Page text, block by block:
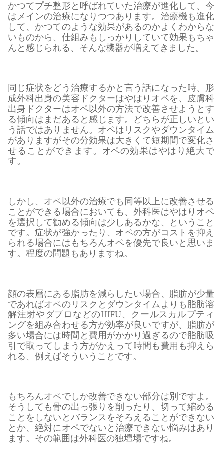
かつてプチ整形と呼ばれていた治療が進化して、今
はメインの治療になりつつあります。治療機も進化
して、かつてのような効果があるのかよくわからな
いものから、仕組みもしっかりしていて効果もちゃ
んと感じられる、そんな機器が増えてきました。
同じ症状をどう治療するかと言う話になった時、形
成外科出身の美容ドクターはやはりオペを、皮膚科
出身ドクターはオペ以外の方法で改善させようとす
る傾向はまだあると感じます。どちらが正しいとい
う話ではありません。オペはリスクやダウンタイム
がありますがその分効果は大きくて短期間で変化さ
せることができます。オペの効果はやはり絶大で
す。
しかし、オペ以外の治療でも同等以上に改善させる
ことができる場合においても、外科医はやはりオペ
を選択して勧める傾向は少しあるかな、ということ
です。症状が強かったり、オペの方がコストを抑え
られる場合にはもちろんオペを優先で良いと思いま
す。程度の問題もありますね。
顔の表層にある脂肪を減らしたい場合、脂肪が少量
であればオペのリスクとダウンタイムよりも脂肪溶
解注射やダブロなどのHIFU、クールスカルプティ
ングを組み合わせる方が効率が良いですが、脂肪が
多い場合には時間と費用がかかり過ぎるので脂肪吸
引で取ってしまう方がかえって時間も費用も抑えら
れる、例えばそういうことです。
もちろんオペでしか改善できない部分は別ですよ。
そうしても骨の出っ張りを削ったり、切って縮める
ことをしないとバランスをそろえることができない
とか、絶対にオペでないと治療できない悩みはあり
ます。その範囲は外科医の独壇場ですね。